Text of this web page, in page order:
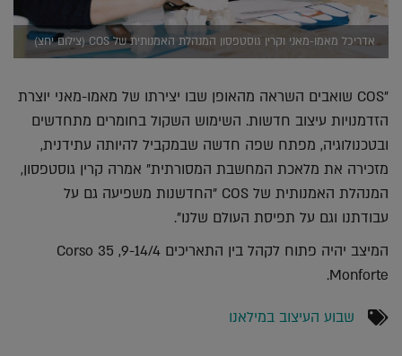
אדריכל מאמו-מאני וקרין גוסטפסון המנהלת האמנותית של COS (צילום יחצ)
"COS שואבים השראה מהאופן שבו יצירתו של מאמו-מאני יוצרת
הזדמנויות עיצוב חדשות. השימוש השקול בחומרים מתחדשים
ובטכנולוגיה, מפתח שפה חדשה שבמקביל להיותה עתידנית,
מזכירה את מלאכת המחשבת המסורתית" אמרה קרין גוסטפסון,
המנהלת האמנותית של COS "החדשנות משפיעה גם על
עבודתנו וגם על תפיסת העולם שלנו".
המיצב יהיה פתוח לקהל בין התאריכים 9-14/4, 35 Corso
Monforte.
שבוע העיצוב במילאנו